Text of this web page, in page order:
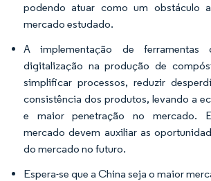
podendo atuar como um obstáculo
mercado estudado.
A implementação de ferramentas
digitalização na produção de
simplificar processos, reduzir
consistência dos produtos, levando a
e maior penetração no mercado.
mercado devem auxiliar as
do mercado no futuro.
Espera-se que a China seja o maior